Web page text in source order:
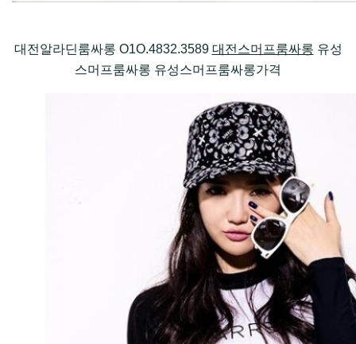
대전알라딘룸싸롱 O1O.4832.3589 대전스머프룸싸롱 유성
스머프룸싸롱 유성스머프룸싸롱가격